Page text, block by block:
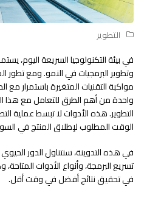
التطوير
في بيئة التكنولوجيا السريعة اليوم،
وتطوير البرمجيات في النمو. ومع تطور
مواكبة التقنيات المتغيرة باستمرار
واحدة من أهم الطرق للتعامل مع هذا
التطوير. هذه الأدوات لا تبسط عملية
الوقت المطلوب لإطلاق المنتج في
في هذه التدوينة، سنتناول الدور
تسريع البرمجة، وأنواع الأدوات
في تحقيق نتائج أفضل في وقت أقل.